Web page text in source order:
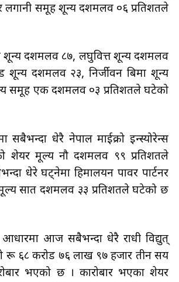
समूह शून्य दशमलव ०६ प्रतिशतले
शून्य दशमलव ८७, लघुवित्त शून्य दशमलव
दशमलव २३, निर्जीवन बिमा शून्य
समूह एक दशमलव ०३ प्रतिशतले घटेको
सबैभन्दा धेरै नेपाल माईक्रो इन्स्योरेन्स
शेयर मूल्य नौ दशमलव ९९ प्रतिशतले
धेरे घट्नेमा हिमालयन पावर पार्टनर
सात दशमलव ३३ प्रतिशतले घटेको छ
आधारमा आज सबैभन्दा धेरै राधी विद्युत्
रू ६८ करोड ७६ लाख ९७ हजार तीन सय
भएको छ । कारोबार भएका शेयर